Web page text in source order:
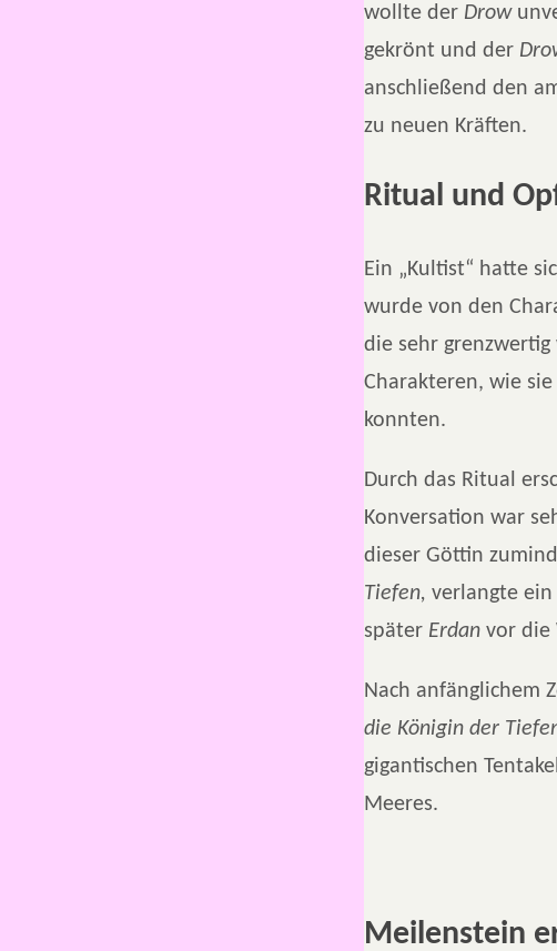
wollte der Drow
gekrönt und der
anschließend den
zu neuen Kräften.
Ritual und
Ein „Kultist“ hatte
wurde von den
die sehr
Charakteren, wie
konnten.
Durch das Ritual
Konversation war
dieser Göttin
Tiefen, verlangte
später Erdan vor die
Nach anfänglichem
die Königin der
gigantischen
Meeres.
Meilenstein